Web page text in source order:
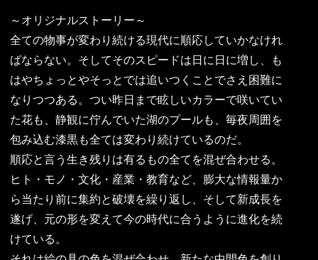
～オリジナルストーリー～
全ての物事が変わり続ける現代に順応していかなけれ
ばならない。そしてそのスピードは日に日に増し、も
はやちょっとやそっとでは追いつくことでさえ困難に
なりつつある。つい昨日まで眩しいカラーで咲いてい
た花も、静観に佇んでいた湖のプールも、毎夜周囲を
包み込む漆黒も全ては変わり続けているのだ。
順応と言う生き残りは有るもの全てを混ぜ合わせる。
ヒト・モノ・文化・産業・教育など、膨大な情報量か
ら当たり前に集約と破壊を繰り返し、そして新成長を
遂げ、元の形を変えて今の時代に合うように進化を続
けている。